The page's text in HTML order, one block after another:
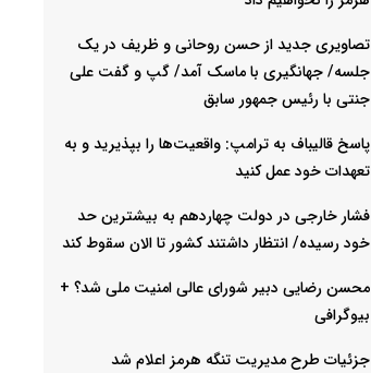
تصاویری جدید از حسن روحانی و ظریف در یک
جلسه/ جهانگیری با ماسک آمد/ گپ و گفت علی
جنتی با رئیس جمهور سابق
پاسخ قالیباف به ترامپ: واقعیت‌ها را بپذیرید و به
تعهدات خود عمل کنید
فشار خارجی در دولت چهاردهم به بیشترین حد
خود رسیده/ انتظار داشتند کشور تا الان سقوط کند
محسن رضایی دبیر شورای عالی امنیت ملی شد؟ +
بیوگرافی
جزئیات طرح مدیریت تنگه هرمز اعلام شد